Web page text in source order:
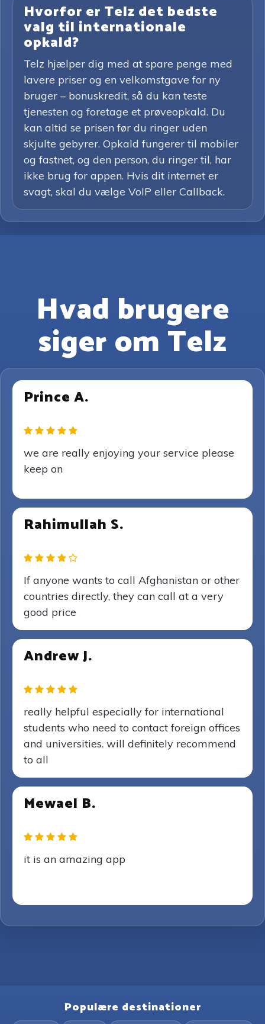
Hvorfor er Telz det bedste
valg til internationale
opkald?
Telz hjælper dig med at spare penge med
lavere priser og en velkomstgave for ny
bruger – bonuskredit, så du kan teste
tjenesten og foretage et prøveopkald. Du
kan altid se prisen før du ringer uden
skjulte gebyrer. Opkald fungerer til mobiler
og fastnet, og den person, du ringer til, har
ikke brug for appen. Hvis dit internet er
svagt, skal du vælge VoIP eller Callback.
Hvad brugere
siger om Telz
Prince A.
we are really enjoying your service please
keep on
Rahimullah S.
If anyone wants to call Afghanistan or other
countries directly, they can call at a very
good price
Andrew J.
really helpful especially for international
students who need to contact foreign offices
and universities. will definitely recommend
to all
Mewael B.
it is an amazing app
Populære destinationer